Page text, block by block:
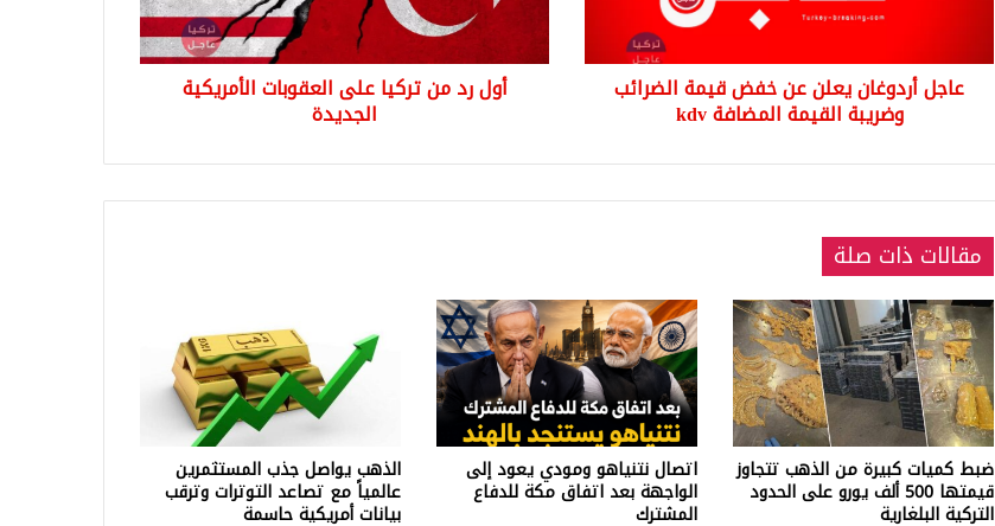
القيمة
المضافة
عاجل أردوغان يعلن عن خفض قيمة الضرائب
وضريبة القيمة المضافة kdv
الأمريكية
الجديدة
أول رد من تركيا على العقوبات الأمريكية
الجديدة
مقالات ذات صلة
ضبط كميات كبيرة من الذهب تتجاوز
قيمتها 500 ألف يورو على الحدود
التركية البلغارية
اتصال نتنياهو ومودي يعود إلى
الواجهة بعد اتفاق مكة للدفاع
المشترك
الذهب يواصل جذب المستثمرين
عالمياً مع تصاعد التوترات وترقب
بيانات أمريكية حاسمة